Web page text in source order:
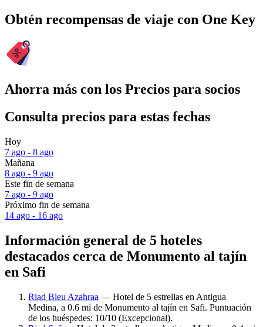
Obtén recompensas de viaje con One Key
Ahorra más con los Precios para socios
Consulta precios para estas fechas
Hoy
7 ago - 8 ago
Mañana
8 ago - 9 ago
Este fin de semana
7 ago - 9 ago
Próximo fin de semana
14 ago - 16 ago
Información general de 5 hoteles
destacados cerca de Monumento al tajín
en Safi
Riad Bleu Azahraa — Hotel de 5 estrellas en Antigua
Medina, a 0.6 mi de Monumento al tajín en Safi. Puntuación
de los huéspedes: 10/10 (Excepcional).